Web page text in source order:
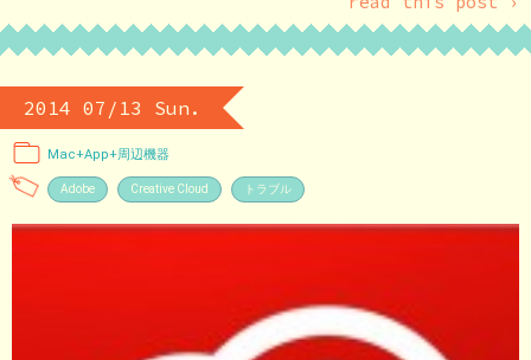
2014 07/13 Sun.
Mac+App+周辺機器
Adobe Creative Cloud トラブル